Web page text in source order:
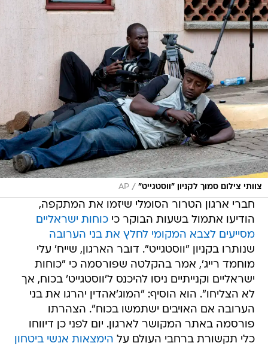
צוותי צילום סמוך לקניון "ווסטגייט" /
AP
חברי ארגון הטרור הסומלי שיזמו את המתקפה,
הודיעו אתמול בשעות הבוקר כיכוחות ישראליים
מסייעים לצבא המקומי לחלץ את בני הערובה
שנותרו בקניון "ווסטגייט". דובר הארגון, שייח' עלי
מוחמד רייג', אמר בהקלטה שפורסמה כי "כוחות
ישראליים וקנייתיים ניסו להיכנס ל'ווסטגייט' בכוח, אך
לא הצליחו". הוא הוסיף: "המוג'אהדין יהרגו את בני
הערובה אם האויבים ישתמשו בכוח". הצהרתו
פורסמה באתר המקושר לארגון. יום לפני כן דיווחו
כלי תקשורת ברחבי העולם על הימצאות אנשי ביטחון